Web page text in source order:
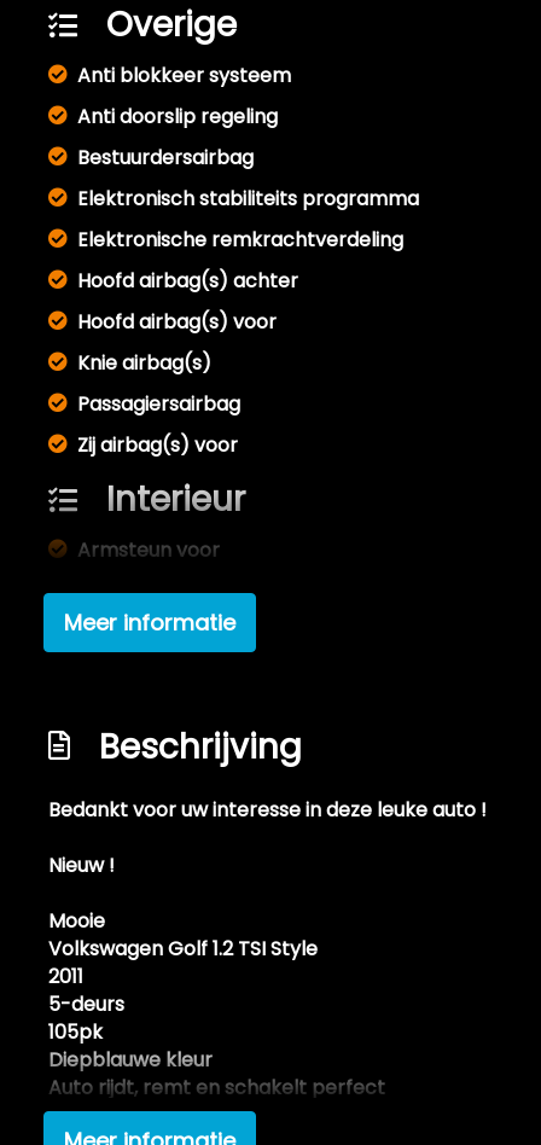
Overige
Anti blokkeer systeem
Anti doorslip regeling
Bestuurdersairbag
Elektronisch stabiliteits programma
Elektronische remkrachtverdeling
Hoofd airbag(s) achter
Hoofd airbag(s) voor
Knie airbag(s)
Passagiersairbag
Zij airbag(s) voor
Interieur
Armsteun voor
Electronic climate control
Elektrische ramen voor
Stuurbekrachtiging snelheidsafhankelijk
Exterieur
Buitenspiegels elektrisch verstel- en
Centrale vergrendeling met
afstandsbediening
Lichtmetalen velgen 16"
Mistlampen voor adaptief
Meer informatie
Beschrijving
Bedankt voor uw interesse in deze leuke auto !
Nieuw !
Mooie
Volkswagen Golf 1.2 TSI Style
2011
5-deurs
105pk
Diepblauwe kleur
Auto rijdt, remt en schakelt perfect
ondanks hogere kilometerstand